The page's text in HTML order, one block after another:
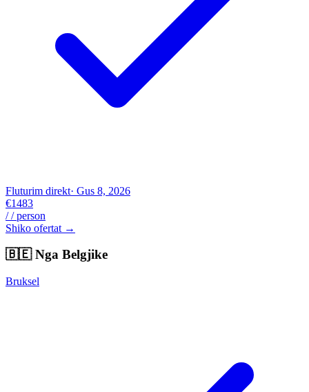
Fluturim direkt· Gus 8, 2026
€1483
/ / person
Shiko ofertat →
🇧🇪Nga Belgjike
Bruksel